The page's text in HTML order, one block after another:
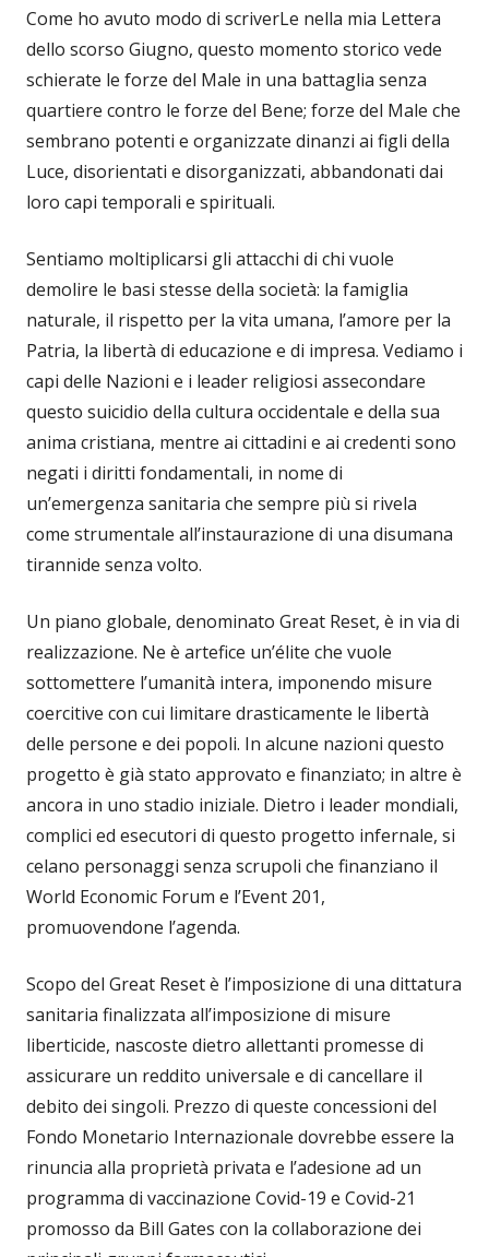
Come ho avuto modo di scriverLe nella mia Lettera
dello scorso Giugno, questo momento storico vede
schierate le forze del Male in una battaglia senza
quartiere contro le forze del Bene; forze del Male che
sembrano potenti e organizzate dinanzi ai figli della
Luce, disorientati e disorganizzati, abbandonati dai
loro capi temporali e spirituali.
Sentiamo moltiplicarsi gli attacchi di chi vuole
demolire le basi stesse della società: la famiglia
naturale, il rispetto per la vita umana, l’amore per la
Patria, la libertà di educazione e di impresa. Vediamo i
capi delle Nazioni e i leader religiosi assecondare
questo suicidio della cultura occidentale e della sua
anima cristiana, mentre ai cittadini e ai credenti sono
negati i diritti fondamentali, in nome di
un’emergenza sanitaria che sempre più si rivela
come strumentale all’instaurazione di una disumana
tirannide senza volto.
Un piano globale, denominato Great Reset, è in via di
realizzazione. Ne è artefice un’élite che vuole
sottomettere l’umanità intera, imponendo misure
coercitive con cui limitare drasticamente le libertà
delle persone e dei popoli. In alcune nazioni questo
progetto è già stato approvato e finanziato; in altre è
ancora in uno stadio iniziale. Dietro i leader mondiali,
complici ed esecutori di questo progetto infernale, si
celano personaggi senza scrupoli che finanziano il
World Economic Forum e l’Event 201,
promuovendone l’agenda.
Scopo del Great Reset è l’imposizione di una dittatura
sanitaria finalizzata all’imposizione di misure
liberticide, nascoste dietro allettanti promesse di
assicurare un reddito universale e di cancellare il
debito dei singoli. Prezzo di queste concessioni del
Fondo Monetario Internazionale dovrebbe essere la
rinuncia alla proprietà privata e l’adesione ad un
programma di vaccinazione Covid-19 e Covid-21
promosso da Bill Gates con la collaborazione dei